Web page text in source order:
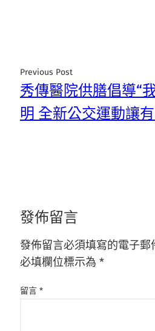
Previous Post
秀傳醫院供膳倡導“
明 全新公交運動讓
發佈留言
發佈留言必須填寫的電子郵
必填欄位標示為 *
留言 *